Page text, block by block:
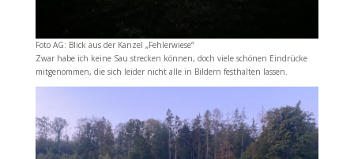
Foto AG: Blick aus der Kanzel „Fehlerwiese“
Zwar habe ich keine Sau strecken können, doch viele schönen Eindrücke
mitgenommen, die sich leider nicht alle in Bildern festhalten lassen.